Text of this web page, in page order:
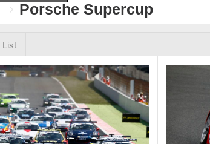
Porsche Supercup
List